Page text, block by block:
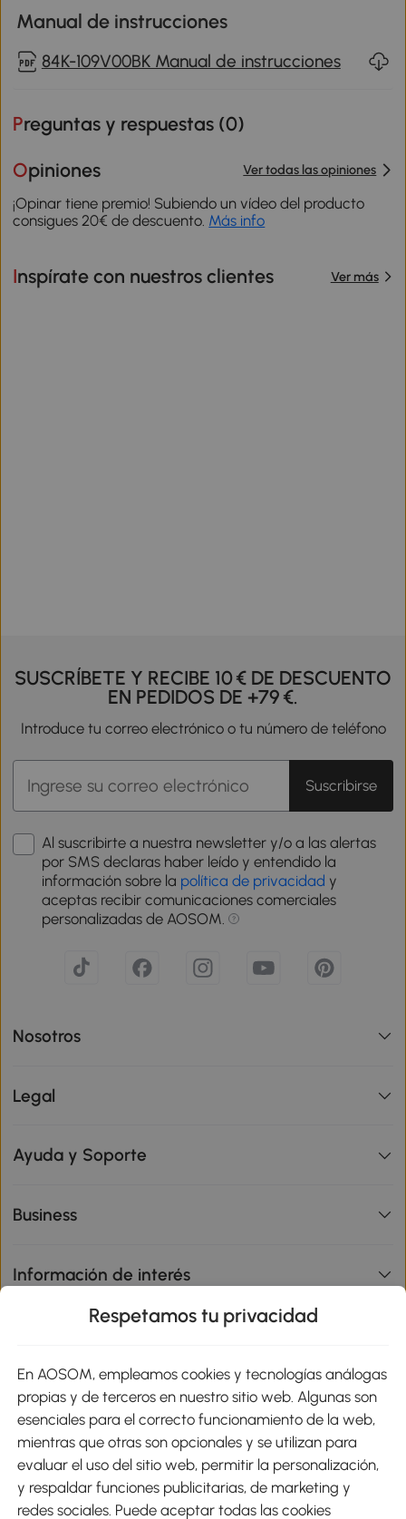
Manual de instrucciones
84K-109V00BK Manual de instrucciones
Preguntas y respuestas (0)
Opiniones Ver todas las opiniones
¡Opinar tiene premio! Subiendo un vídeo del producto
consigues 20€ de descuento. Más info
Inspírate con nuestros clientes Ver más
SUSCRÍBETE Y RECIBE 10 € DE DESCUENTO
EN PEDIDOS DE +79 €.
Introduce tu correo electrónico o tu número de teléfono
Suscribirse
Al suscribirte a nuestra newsletter y/o a las alertas
por SMS declaras haber leído y entendido la
información sobre la política de privacidad y
aceptas recibir comunicaciones comerciales
personalizadas de AOSOM.
Nosotros
Legal
Ayuda y Soporte
Business
Información de interés
Métodos de Pago
Envíos
Respetamos tu privacidad
En AOSOM, empleamos cookies y tecnologías análogas
propias y de terceros en nuestro sitio web. Algunas son
esenciales para el correcto funcionamiento de la web,
mientras que otras son opcionales y se utilizan para
evaluar el uso del sitio web, permitir la personalización,
y respaldar funciones publicitarias, de marketing y
redes sociales. Puede aceptar todas las cookies